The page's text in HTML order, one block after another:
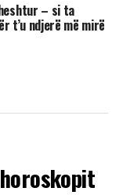
– si ta
t’u ndjerë më mirë